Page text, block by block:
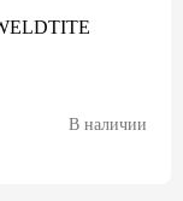
В наличии